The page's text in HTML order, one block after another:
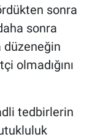
sonra
sonra
düzeneğin
olmadığını
tedbirlerin